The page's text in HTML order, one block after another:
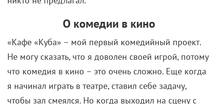
Не могу сказать, что я доволен своей игрой, потому
что комедия в кино – это очень сложно. Еще когда
я начинал играть в театре, ставил себе задачу,
чтобы зал смеялся. Но когда выходил на сцену с
комедийным эпизодом, стояла гробовая тишина. Ты
играешь комедию, слышишь, как над твоими
партнерами зал хохочет, выходишь на сцену – и